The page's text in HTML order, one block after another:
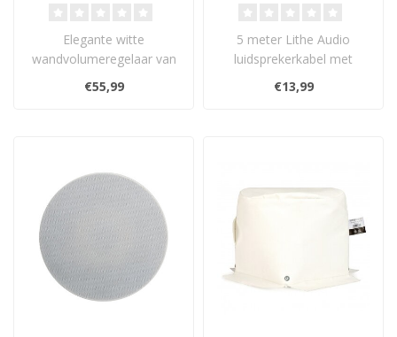
Elegante witte
wandvolumeregelaar van
Lithe Audio met 5 standen
en uit-positie. ..
€55,99
5 meter Lithe Audio
luidsprekerkabel met
18GA-dikte, ideaal voor
het verbinden v..
€13,99